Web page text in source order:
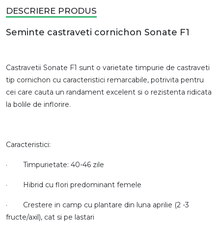
DESCRIERE PRODUS
Seminte castraveti cornichon Sonate F1
Castravetii Sonate F1 sunt o varietate timpurie de castraveti
tip cornichon cu caracteristici remarcabile, potrivita pentru
cei care cauta un randament excelent si o rezistenta ridicata
la bolile de inflorire.
Caracteristici:
· Timpurietate: 40-46 zile
· Hibrid cu flori predominant femele
· Crestere in camp cu plantare din luna aprilie (2 -3
fructe/axil), cat si pe lastari